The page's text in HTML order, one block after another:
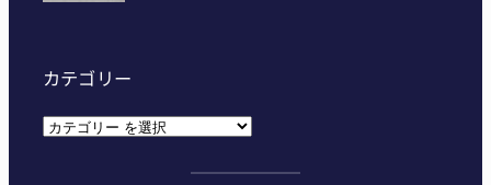
カテゴリー
カ